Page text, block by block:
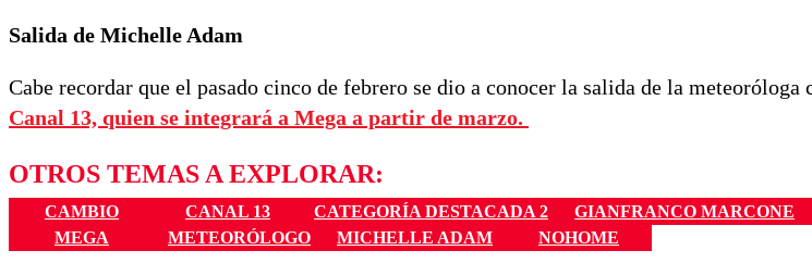
Salida de Michelle Adam
Cabe recordar que el pasado cinco de febrero se dio a conocer la salida de la meteoróloga
Canal 13, quien se integrará a Mega a partir de marzo.
OTROS TEMAS A EXPLORAR:
CAMBIO CANAL 13 CATEGORÍA DESTACADA 2 GIANFRANCO MARCONE
MEGA
METEORÓLOGO MICHELLE ADAM NOHOME